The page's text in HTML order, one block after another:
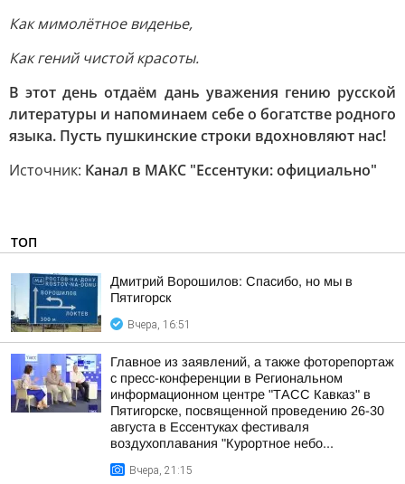
Как мимолётное виденье,
Как гений чистой красоты.
В этот день отдаём дань уважения гению русской
литературы и напоминаем себе о богатстве родного
языка. Пусть пушкинские строки вдохновляют нас!
Источник: Канал в МАКС "Ессентуки: официально"
ТОП
Дмитрий Ворошилов: Спасибо, но мы в
Пятигорск
Вчера, 16:51
Главное из заявлений, а также фоторепортаж
с пресс-конференции в Региональном
информационном центре "ТАСС Кавказ" в
Пятигорске, посвященной проведению 26-30
августа в Ессентуках фестиваля
воздухоплавания "Курортное небо...
Вчера, 21:15